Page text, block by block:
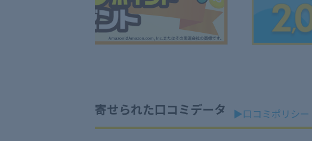
寄せられた口コミデータ ▶口コミポリシー